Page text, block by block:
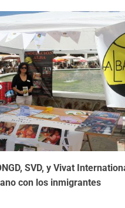
SVD, y Vivat
con los inmigrantes